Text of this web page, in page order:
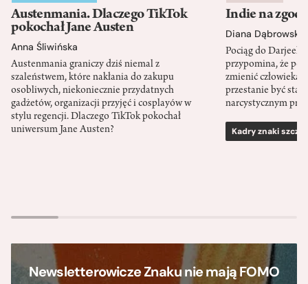
Austenmania. Dlaczego TikTok
pokochał Jane Austen
Anna Śliwińska
Austenmania graniczy dziś niemal z
szaleństwem, które nakłania do zakupu
osobliwych, niekoniecznie przydatnych
gadżetów, organizacji przyjęć i cosplayów w
stylu regencji. Dlaczego TikTok pokochał
uniwersum Jane Austen?
Indie na
Diana Dąbrowska
Pociąg do
przypomina, że
zmienić człowieka
przestanie być
narcystycznym
Kadry znaki
Newsletterowicze Znaku nie mają FOMO